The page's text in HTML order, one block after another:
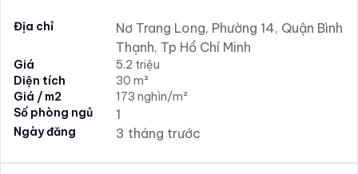
Địa chỉ
Nơ Trang Long, Phường 14, Quận Bình
Thạnh, Tp Hồ Chí Minh
Giá
5.2 triệu
Diện tích
30 m²
Giá / m2
173 nghìn/m²
Số phòng ngủ
1
Ngày đăng 3 tháng trước